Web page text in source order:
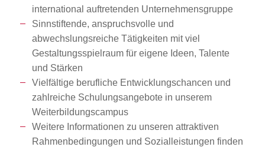
international auftretenden Unternehmensgruppe
Sinnstiftende, anspruchsvolle und
abwechslungsreiche Tätigkeiten mit viel
Gestaltungsspielraum für eigene Ideen, Talente
und Stärken
Vielfältige berufliche Entwicklungschancen und
zahlreiche Schulungsangebote in unserem
Weiterbildungscampus
Weitere Informationen zu unseren attraktiven
Rahmenbedingungen und Sozialleistungen finden